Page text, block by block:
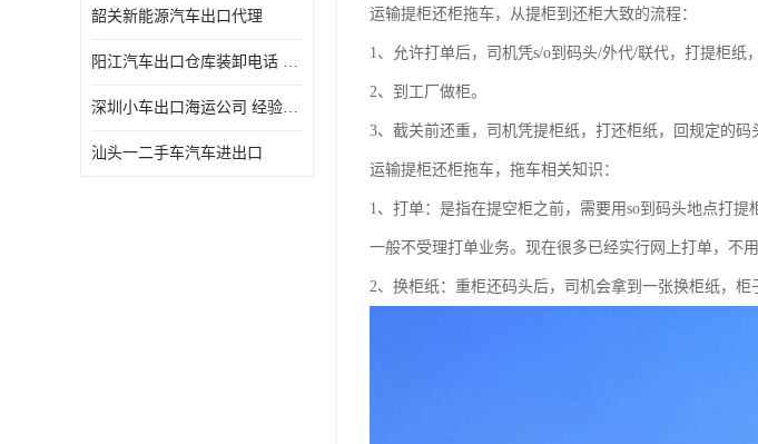
韶关新能源汽车出口代理
阳江汽车出口仓库装卸电话 经验丰富
深圳小车出口海运公司 经验丰富
汕头一二手车汽车进出口
运输提柜还柜拖车，从提柜到还柜大致的流程：
1、允许打单后，司机凭s/o到码头/外代/联代，打提柜纸
2、到工厂做柜。
3、截关前还重，司机凭提柜纸，打还柜纸，回规定的码
运输提柜还柜拖车，拖车相关知识：
1、打单：是指在提空柜之前，需要用so到码头地点打
一般不受理打单业务。现在很多已经实行网上打单，不用
2、换柜纸：重柜还码头后，司机会拿到一张换柜纸，柜